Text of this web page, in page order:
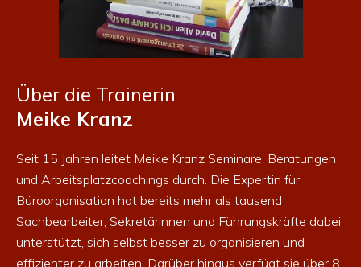
Über die Trainerin
Meike Kranz
Seit 15 Jahren leitet Meike Kranz Seminare, Beratungen
und Arbeitsplatzcoachings durch. Die Expertin für
Büroorganisation hat bereits mehr als tausend
Sachbearbeiter, Sekretärinnen und Führungskräfte dabei
unterstützt, sich selbst besser zu organisieren und
effizienter zu arbeiten. Darüber hinaus verfügt sie über 8